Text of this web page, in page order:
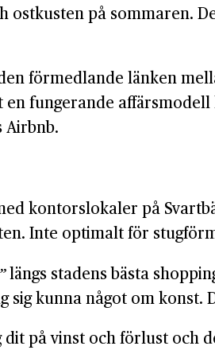
ostkusten på sommaren.
förmedlande länken
fungerande
Airbnb.
kontors­lokaler på
Inte optimalt för
längs stadens bästa
sig kunna något om konst.
dit på vinst och förlust